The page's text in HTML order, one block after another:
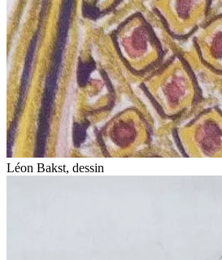
Léon Bakst, dessin